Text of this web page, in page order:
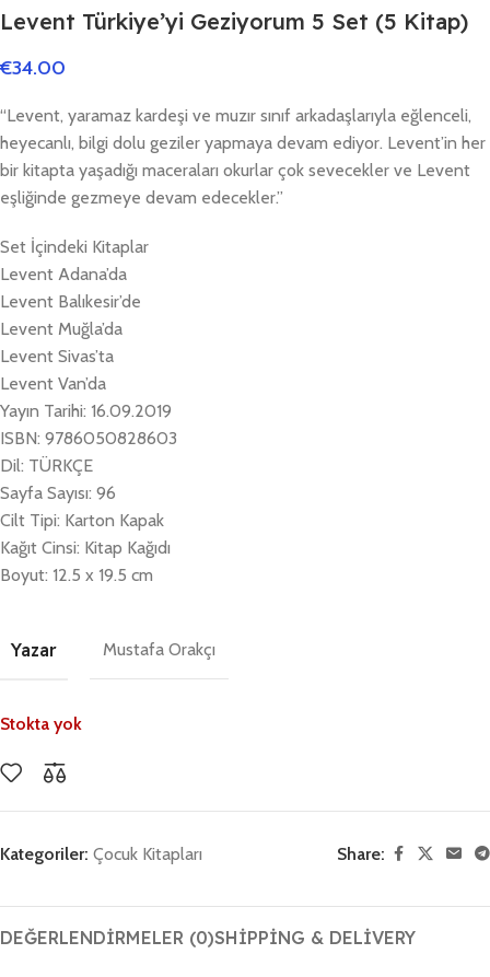
Levent Türkiye’yi Geziyorum 5 Set (5 Kitap)
€34.00
“Levent, yaramaz kardeşi ve muzır sınıf arkadaşlarıyla eğlenceli,
heyecanlı, bilgi dolu geziler yapmaya devam ediyor. Levent’in her
bir kitapta yaşadığı maceraları okurlar çok sevecekler ve Levent
eşliğinde gezmeye devam edecekler.”
Set İçindeki Kitaplar
Levent Adana’da
Levent Balıkesir’de
Levent Muğla’da
Levent Sivas’ta
Levent Van’da
Yayın Tarihi: 16.09.2019
ISBN: 9786050828603
Dil: TÜRKÇE
Sayfa Sayısı: 96
Cilt Tipi: Karton Kapak
Kağıt Cinsi: Kitap Kağıdı
Boyut: 12.5 x 19.5 cm
Yazar Mustafa Orakçı
Stokta yok
Kategoriler: Çocuk Kitapları Share:
DEĞERLENDIRMELER (0)SHIPPING & DELIVERY